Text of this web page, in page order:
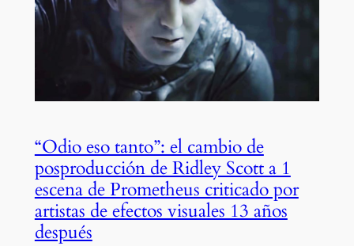
“Odio eso tanto”: el cambio de
posproducción de Ridley Scott a 1
escena de Prometheus criticado por
artistas de efectos visuales 13 años
después